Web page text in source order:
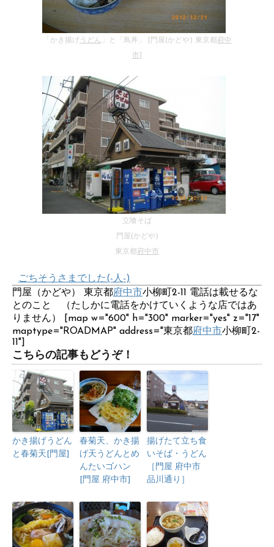
「かき揚げ うどん 」と「鳥丼」 [門屋(かどや) 東京都府中
市
立喰そば
門屋(かどや)
東京都府中市
ごちそうさまでした(-人-)
門屋（かどや） 東京都府中市小柳町2-11 電話は載せるな
とのこと （たしかに電話をかけていくような店ではあ
りません） [map w="600" h="300" marker="yes" z="17"
maptype="ROADMAP" address="東京都府中市小柳町2-
11"]
こちらの記事もどうぞ！
かき揚げうどん
と春菊天[門屋]
春菊天、かき揚
げ天うどんとめ
んたいゴハン
[門屋 府中市]
揚げたて立ち食
いそば・うどん
［門屋 府中市
品川通り］